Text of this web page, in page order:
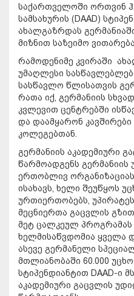
საქართველოში ორთვინ
სამსახურის (DAAD)
ახალგაზრდას
მიზნით საზეიმო
რამოდენიმე კვირაში
უმაღლესი
სასწავლო წლისათვის
რათა იქ, გერმანიის
კვლევით ცენტრებში
და დაამყარონ
კოლეგებთან.
გერმანიის აკადემიური
წარმოადგენს გერმანიის
ერთობლივ
ისახავს, ხელი შეუწყოს
ურთიერთობებს,
მეცნიერთა გაცვლის
მეტ ცალკეულ პროგრამას
ხელმისაწვდომია ყველა
ასევე გერმანელი
მთლიანობაში 60.000
სტიპენდიანტით DAAD-ი
აკადემიური გაცვლის